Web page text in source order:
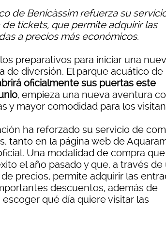
de Benicàssim refuerza su
tickets, que permite adquirir las
a precios más económicos.
preparativos para iniciar una
de diversión. El parque acuático de
oficialmente sus puertas este
, empieza una nueva aventura
y mayor comodidad para los
ha reforzado su servicio de
tanto en la página web de
Una modalidad de compra que
el año pasado y que, a través de
precios, permite adquirir las
descuentos, además de
qué día quiere visitar las